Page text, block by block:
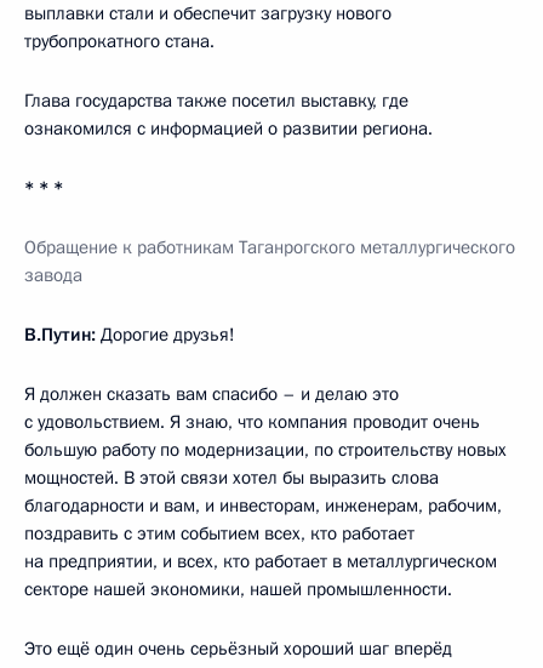
выплавки стали и обеспечит загрузку нового
трубопрокатного стана.
Глава государства также посетил выставку, где
ознакомился с информацией о развитии региона.
* * *
Обращение к работникам Таганрогского металлургического
завода
В.Путин: Дорогие друзья!
Я должен сказать вам спасибо – и делаю это
с удовольствием. Я знаю, что компания проводит очень
большую работу по модернизации, по строительству новых
мощностей. В этой связи хотел бы выразить слова
благодарности и вам, и инвесторам, инженерам, рабочим,
поздравить с этим событием всех, кто работает
на предприятии, и всех, кто работает в металлургическом
секторе нашей экономики, нашей промышленности.
Это ещё один очень серьёзный хороший шаг вперёд